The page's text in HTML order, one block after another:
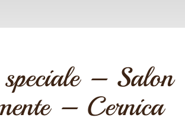
– Salon
– Cernica